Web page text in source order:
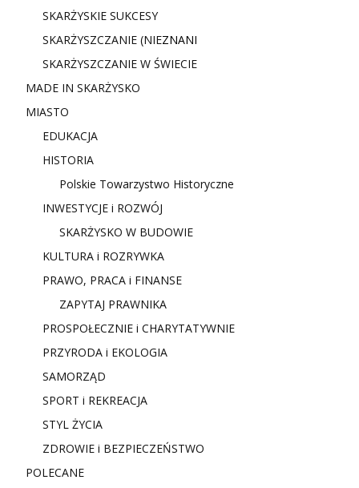
SKARŻYSKIE SUKCESY
SKARŻYSZCZANIE (NIEZNANI
SKARŻYSZCZANIE W ŚWIECIE
MADE IN SKARŻYSKO
MIASTO
EDUKACJA
HISTORIA
Polskie Towarzystwo Historyczne
INWESTYCJE i ROZWÓJ
SKARŻYSKO W BUDOWIE
KULTURA i ROZRYWKA
PRAWO, PRACA i FINANSE
ZAPYTAJ PRAWNIKA
PROSPOŁECZNIE i CHARYTATYWNIE
PRZYRODA i EKOLOGIA
SAMORZĄD
SPORT i REKREACJA
STYL ŻYCIA
ZDROWIE i BEZPIECZEŃSTWO
POLECANE